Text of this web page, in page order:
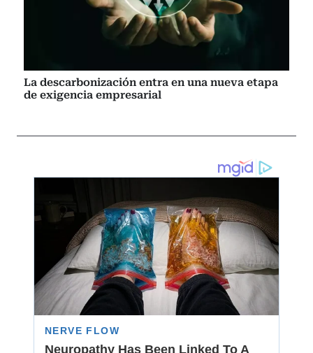
La descarbonización entra en una nueva etapa
de exigencia empresarial